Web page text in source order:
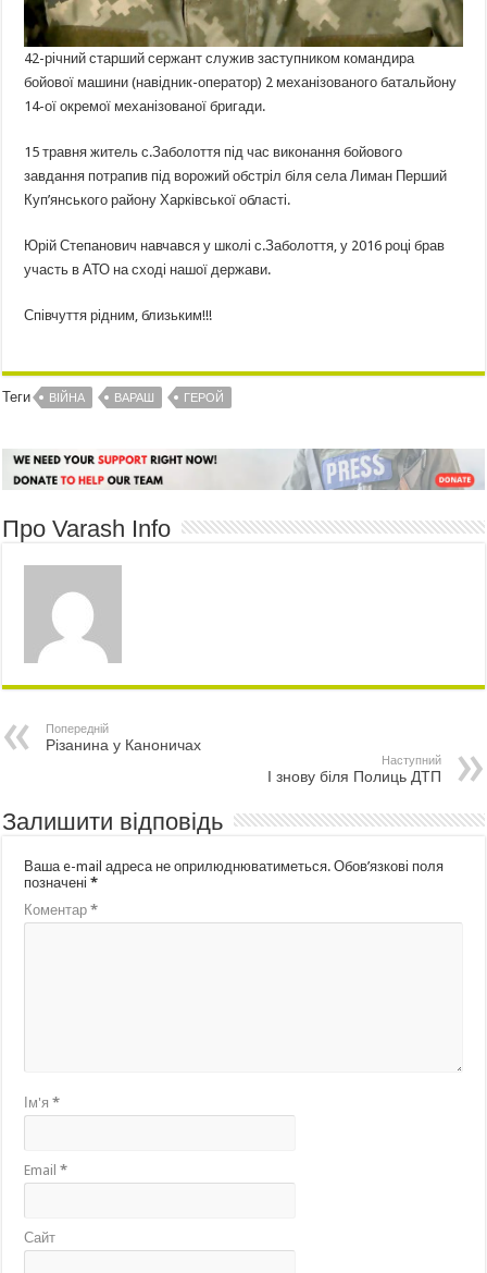
42-річний старший сержант служив заступником командира
бойової машини (навідник-оператор) 2 механізованого батальйону
14-ої окремої механізованої бригади.
15 травня житель с.Заболоття під час виконання бойового
завдання потрапив під ворожий обстріл біля села Лиман Перший
Куп’янського району Харківської області.
Юрій Степанович навчався у школі с.Заболоття, у 2016 році брав
участь в АТО на сході нашої держави.
Співчуття рідним, близьким!!!
Теги ВІЙНА ВАРАШ ГЕРОЙ
Про Varash Info
Попередній
Різанина у Каноничах
Наступний
І знову біля Полиць ДТП
Залишити відповідь
Ваша e-mail адреса не оприлюднюватиметься. Обов’язкові поля
позначені*
Коментар*
Ім'я*
Email*
Сайт